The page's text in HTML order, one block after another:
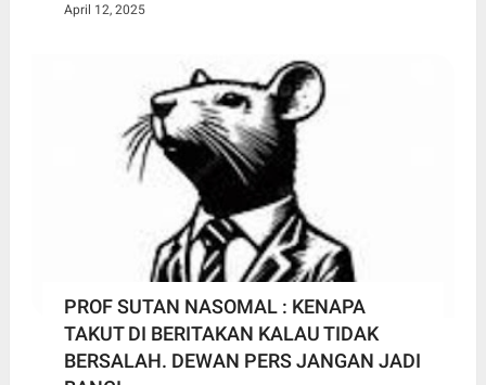
April 12, 2025
PROF SUTAN NASOMAL : KENAPA
TAKUT DI BERITAKAN KALAU TIDAK
BERSALAH. DEWAN PERS JANGAN JADI